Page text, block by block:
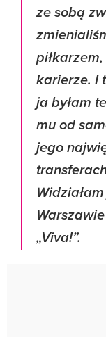
ze sobą
karierze. I
ja byłam
mu od
jego
„Viva!”.